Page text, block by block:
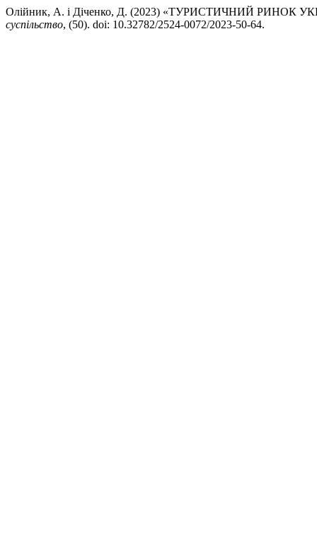
Олійник, А. і Діченко, Д. (2023) «ТУРИСТИЧНИЙ
суспільство, (50). doi: 10.32782/2524-0072/2023-50-64.